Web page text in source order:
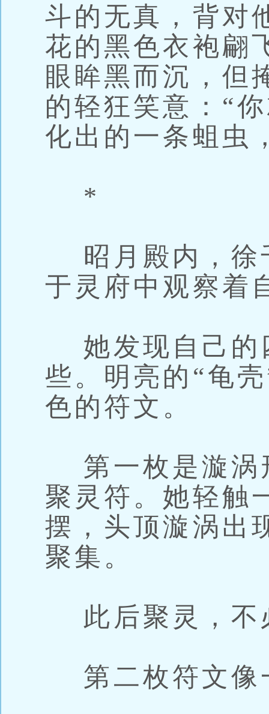
斗的无真，背对
花的黑色衣袍翩
眼眸黑而沉，但
的轻狂笑意：“
化出的一条蛆虫
*
昭月殿内，徐
于灵府中观察着
她发现自己的
些。明亮的“龟
色的符文。
第一枚是漩涡
聚灵符。她轻触
摆，头顶漩涡出
聚集。
此后聚灵，不
第二枚符文像